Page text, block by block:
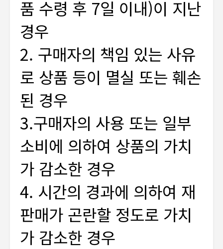
품 수령 후 7일 이내)이 지난
경우
2. 구매자의 책임 있는 사유
로 상품 등이 멸실 또는 훼손
된 경우
3.구매자의 사용 또는 일부
소비에 의하여 상품의 가치
가 감소한 경우
4. 시간의 경과에 의하여 재
판매가 곤란할 정도로 가치
가 감소한 경우